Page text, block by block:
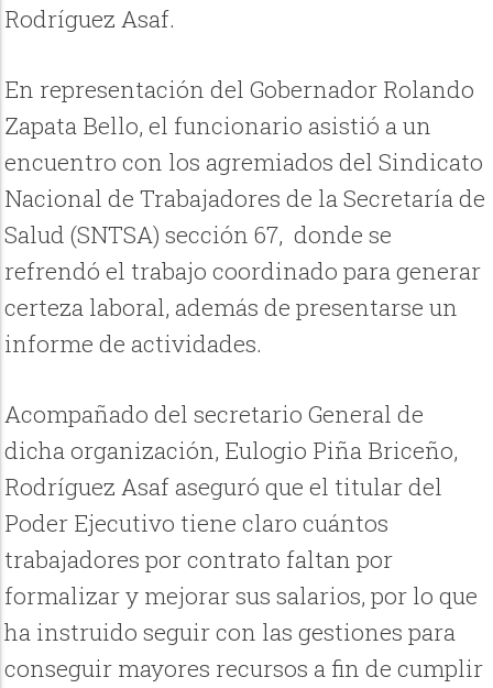
Rodríguez Asaf.
En representación del Gobernador Rolando
Zapata Bello, el funcionario asistió a un
encuentro con los agremiados del Sindicato
Nacional de Trabajadores de la Secretaría de
Salud (SNTSA) sección 67, donde se
refrendó el trabajo coordinado para generar
certeza laboral, además de presentarse un
informe de actividades.
Acompañado del secretario General de
dicha organización, Eulogio Piña Briceño,
Rodríguez Asaf aseguró que el titular del
Poder Ejecutivo tiene claro cuántos
trabajadores por contrato faltan por
formalizar y mejorar sus salarios, por lo que
ha instruido seguir con las gestiones para
conseguir mayores recursos a fin de cumplir